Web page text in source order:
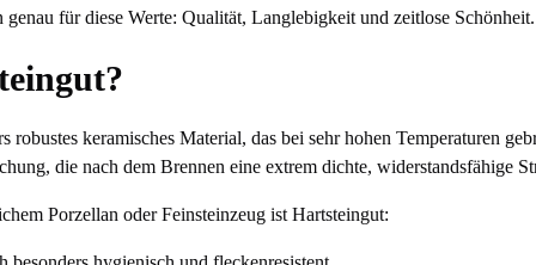
genau für diese Werte: Qualität, Langlebigkeit und zeitlose Schönheit.
robustes keramisches Material, das bei sehr hohen Temperaturen
die nach dem Brennen eine extrem dichte, widerstandsfähige
Porzellan oder Feinsteinzeug ist Hartsteingut: